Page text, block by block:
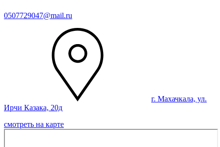
0507729047@mail.ru
г. Махачкала, ул.
Ирчи Казака, 20д
смотреть на карте